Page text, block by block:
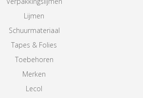
Lijmen
Schuurmateriaal
Tapes & Folies
Toebehoren
Merken
Lecol